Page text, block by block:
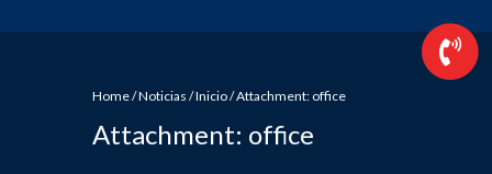
Home/Noticias /Inicio/Attachment: office
Attachment: office